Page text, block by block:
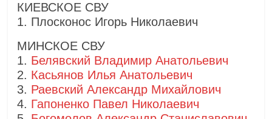
КИЕВСКОЕ СВУ
1. Плосконос Игорь Николаевич
МИНСКОЕ СВУ
1. Белявский Владимир Анатольевич
2. Касьянов Илья Анатольевич
3. Раевский Александр Михайлович
4. Гапоненко Павел Николаевич